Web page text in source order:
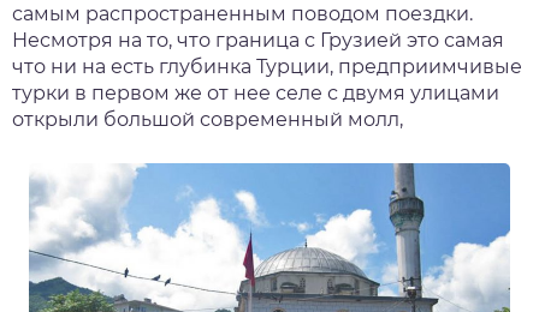
самым распространенным поводом поездки.
Несмотря на то, что граница с Грузией это самая
что ни на есть глубинка Турции, предприимчивые
турки в первом же от нее селе с двумя улицами
открыли большой современный молл,